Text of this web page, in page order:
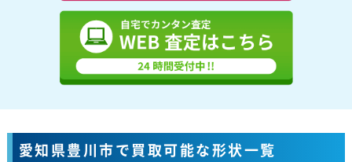
愛知県豊川市で買取可能な形状一覧